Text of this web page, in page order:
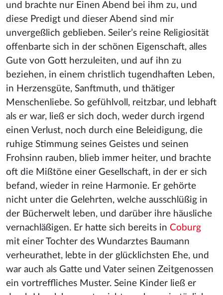
und brachte nur Einen Abend bei ihm zu, und
diese Predigt und dieser Abend sind mir
unvergeßlich geblieben. Seiler’s reine Religiosität
offenbarte sich in der schönen Eigenschaft, alles
Gute von Gott herzuleiten, und auf ihn zu
beziehen, in einem christlich tugendhaften Leben,
in Herzensgüte, Sanftmuth, und thätiger
Menschenliebe. So gefühlvoll, reitzbar, und lebhaft
als er war, ließ er sich doch, weder durch irgend
einen Verlust, noch durch eine Beleidigung, die
ruhige Stimmung seines Geistes und seinen
Frohsinn rauben, blieb immer heiter, und brachte
oft die Mißtöne einer Gesellschaft, in der er sich
befand, wieder in reine Harmonie. Er gehörte
nicht unter die Gelehrten, welche ausschlüßig in
der Bücherwelt leben, und darüber ihre häusliche
vernachläßigen. Er hatte sich bereits in Coburg
mit einer Tochter des Wundarztes Baumann
verheurathet, lebte in der glücklichsten Ehe, und
war auch als Gatte und Vater seinen Zeitgenossen
ein vortreffliches Muster. Seine Kinder ließ er